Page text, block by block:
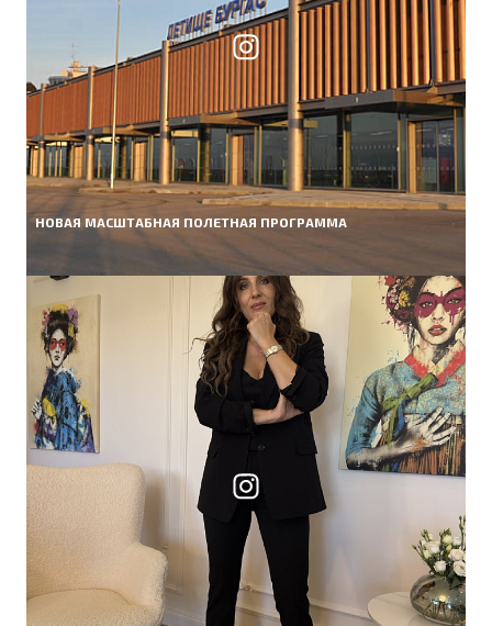
НОВАЯ МАСШТАБНАЯ ПОЛЕТНАЯ ПРОГРАММА